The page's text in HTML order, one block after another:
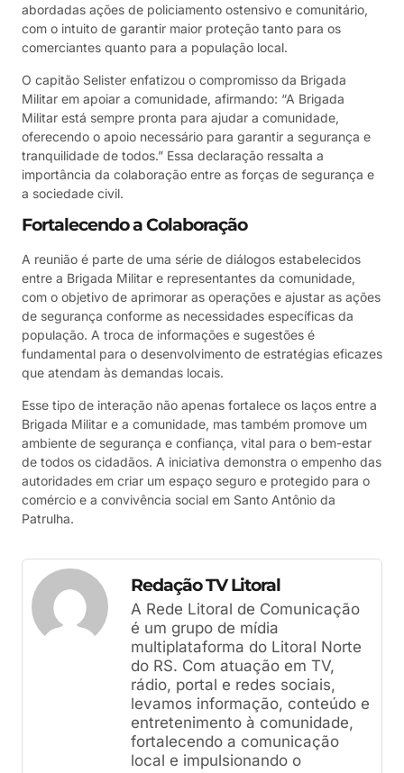
abordadas ações de policiamento ostensivo e comunitário,
com o intuito de garantir maior proteção tanto para os
comerciantes quanto para a população local.
O capitão Selister enfatizou o compromisso da Brigada
Militar em apoiar a comunidade, afirmando: “A Brigada
Militar está sempre pronta para ajudar a comunidade,
oferecendo o apoio necessário para garantir a segurança e
tranquilidade de todos.” Essa declaração ressalta a
importância da colaboração entre as forças de segurança e
a sociedade civil.
Fortalecendo a Colaboração
A reunião é parte de uma série de diálogos estabelecidos
entre a Brigada Militar e representantes da comunidade,
com o objetivo de aprimorar as operações e ajustar as ações
de segurança conforme as necessidades específicas da
população. A troca de informações e sugestões é
fundamental para o desenvolvimento de estratégias eficazes
que atendam às demandas locais.
Esse tipo de interação não apenas fortalece os laços entre a
Brigada Militar e a comunidade, mas também promove um
ambiente de segurança e confiança, vital para o bem-estar
de todos os cidadãos. A iniciativa demonstra o empenho das
autoridades em criar um espaço seguro e protegido para o
comércio e a convivência social em Santo Antônio da
Patrulha.
Redação TV Litoral
A Rede Litoral de Comunicação
é um grupo de mídia
multiplataforma do Litoral Norte
do RS. Com atuação em TV,
rádio, portal e redes sociais,
levamos informação, conteúdo e
entretenimento à comunidade,
fortalecendo a comunicação
local e impulsionando o